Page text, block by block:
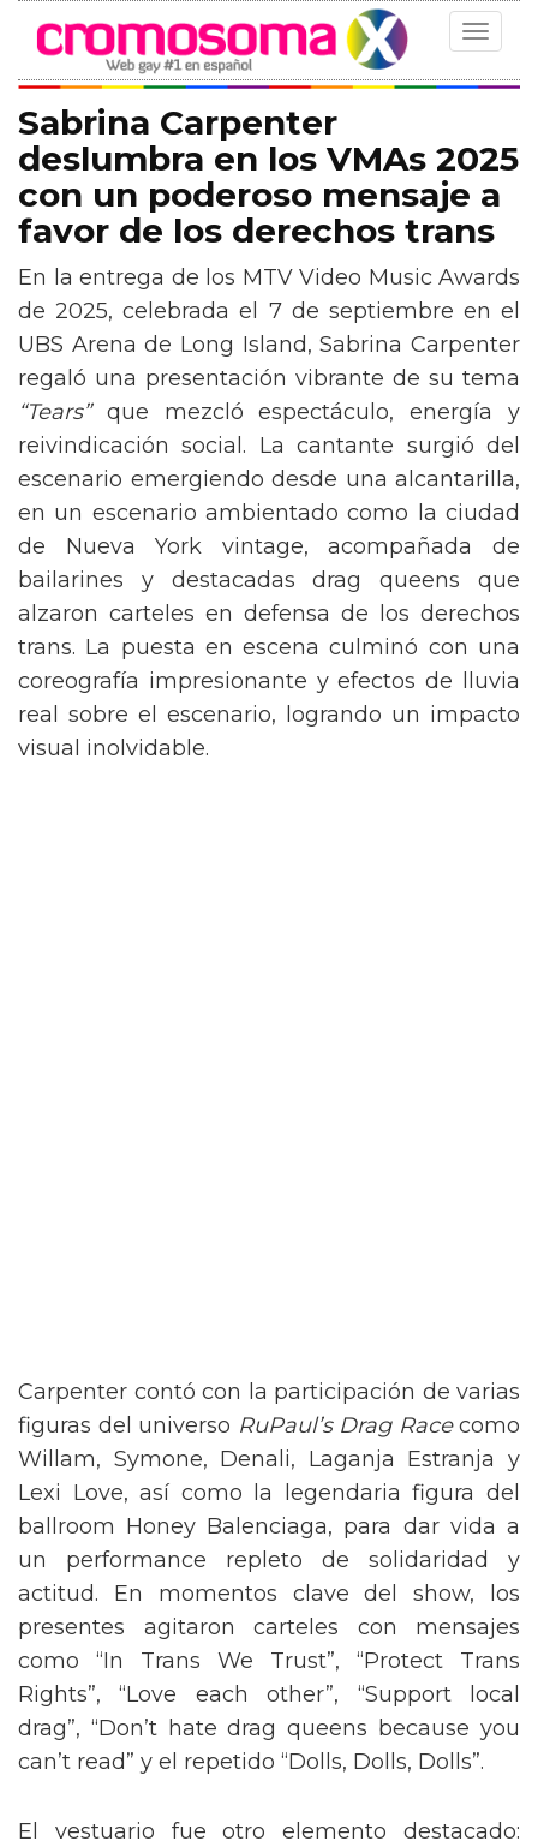
Toggle
Sabrina Carpenter
deslumbra en los VMAs 2025
con un poderoso mensaje a
favor de los derechos trans
En la entrega de los MTV Video Music Awards
de 2025, celebrada el 7 de septiembre en el
UBS Arena de Long Island, Sabrina Carpenter
regaló una presentación vibrante de su tema
“Tears”que mezcló espectáculo, energía y
reivindicación social. La cantante surgió del
escenario emergiendo desde una alcantarilla,
en un escenario ambientado como la ciudad
de Nueva York vintage, acompañada de
bailarines y destacadas drag queens que
alzaron carteles en defensa de los derechos
trans. La puesta en escena culminó con una
coreografía impresionante y efectos de lluvia
real sobre el escenario, logrando un impacto
visual inolvidable.
Carpenter contó con la participación de varias
figuras del universo RuPaul’s Drag Racecomo
Willam, Symone, Denali, Laganja Estranja y
Lexi Love, así como la legendaria figura del
ballroom Honey Balenciaga, para dar vida a
un performance repleto de solidaridad y
actitud. En momentos clave del show, los
presentes agitaron carteles con mensajes
como “In Trans We Trust”, “Protect Trans
Rights”, “Love each other”, “Support local
drag”, “Don’t hate drag queens because you
can’t read” y el repetido “Dolls, Dolls, Dolls”.
El vestuario fue otro elemento destacado: